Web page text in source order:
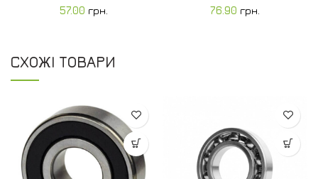
57.00 грн.
76.90 грн.
СХОЖІ ТОВАРИ